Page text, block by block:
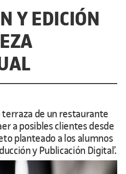
Y EDICIÓN
de un restaurante
a posibles clientes desde
planteado a los alumnos
y Publicación Digital’.